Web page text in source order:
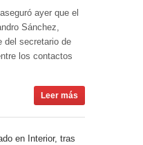
ayer que el
Sánchez,
del secretario de
los contactos
Leer más